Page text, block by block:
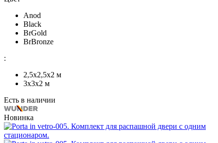
Anod
Black
BrGold
BrBronze
:
2,5х2,5х2 м
3х3х2 м
Есть в наличии
Новинка